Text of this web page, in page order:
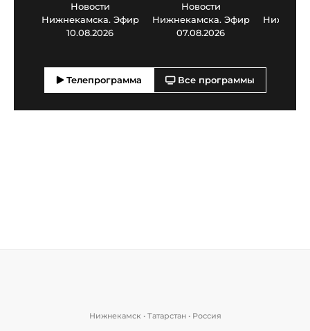
Новости
Нижнекамска. Эфир
10.08.2026
Новости
Нижнекамска. Эфир
07.08.2026
Телепрограмма Все программы
Нижнекамск • Татарстан • Россия